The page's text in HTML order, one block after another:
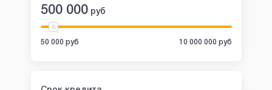
500 000 руб
50 000 руб 10 000 000 руб